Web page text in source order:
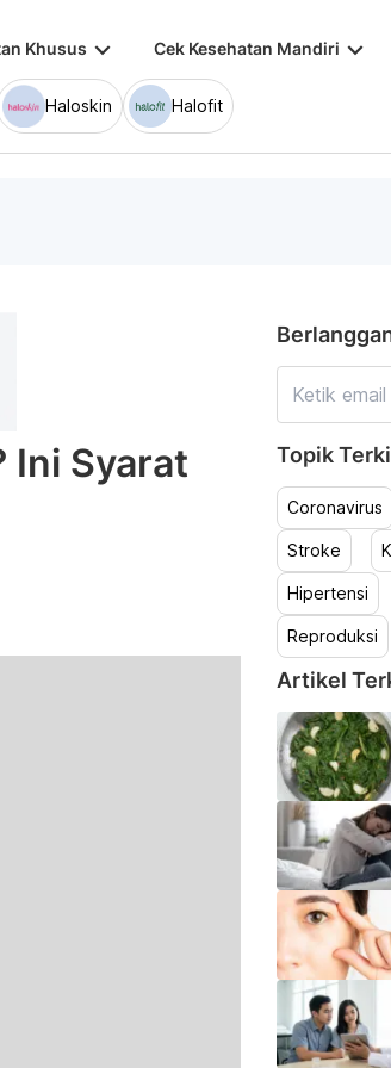
Khusus keyboard_arrow_down Cek Kesehatan Mandiri keyboard_arrow_down
Haloskin Halofit
Ini Syarat
Topik
Coronavirus
Stroke
Hipertensi
Reproduksi
Artikel